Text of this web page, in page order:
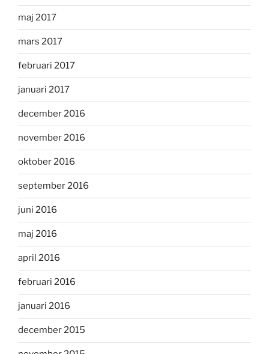
maj 2017
mars 2017
februari 2017
januari 2017
december 2016
november 2016
oktober 2016
september 2016
juni 2016
maj 2016
april 2016
februari 2016
januari 2016
december 2015